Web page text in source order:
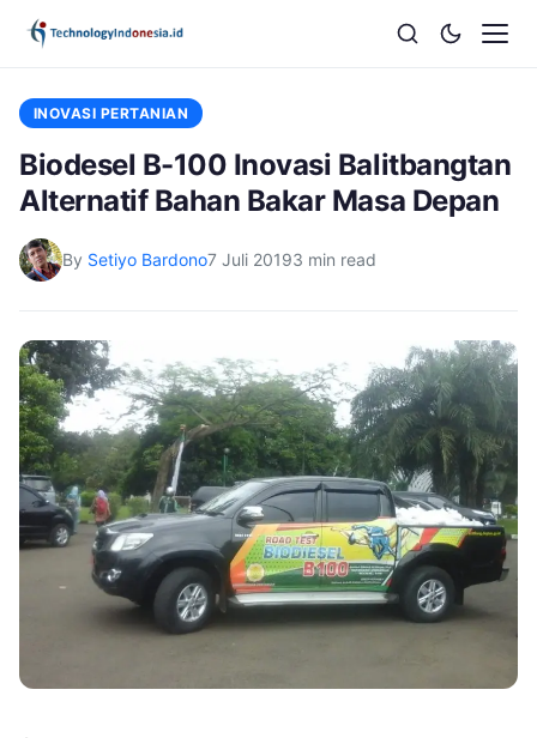
INOVASI PERTANIAN
Biodesel B-100 Inovasi Balitbangtan
Alternatif Bahan Bakar Masa Depan
By Setiyo Bardono7 Juli 20193 min read